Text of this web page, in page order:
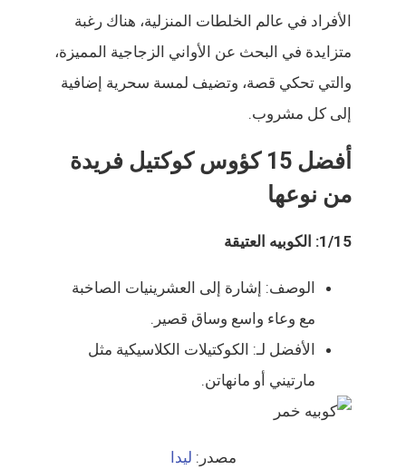
الأفراد في عالم الخلطات المنزلية، هناك رغبة
متزايدة في البحث عن الأواني الزجاجية المميزة،
والتي تحكي قصة، وتضيف لمسة سحرية إضافية
إلى كل مشروب.
أفضل 15 كؤوس كوكتيل فريدة
من نوعها
1/15: الكوبيه العتيقة
الوصف: إشارة إلى العشرينيات الصاخبة
مع وعاء واسع وساق قصير.
الأفضل لـ: الكوكتيلات الكلاسيكية مثل
مارتيني أو مانهاتن.
مصدر: ليدا